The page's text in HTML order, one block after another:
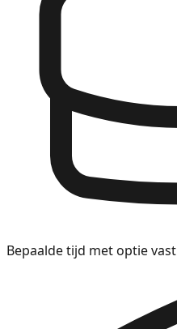
Bepaalde tijd met optie vast